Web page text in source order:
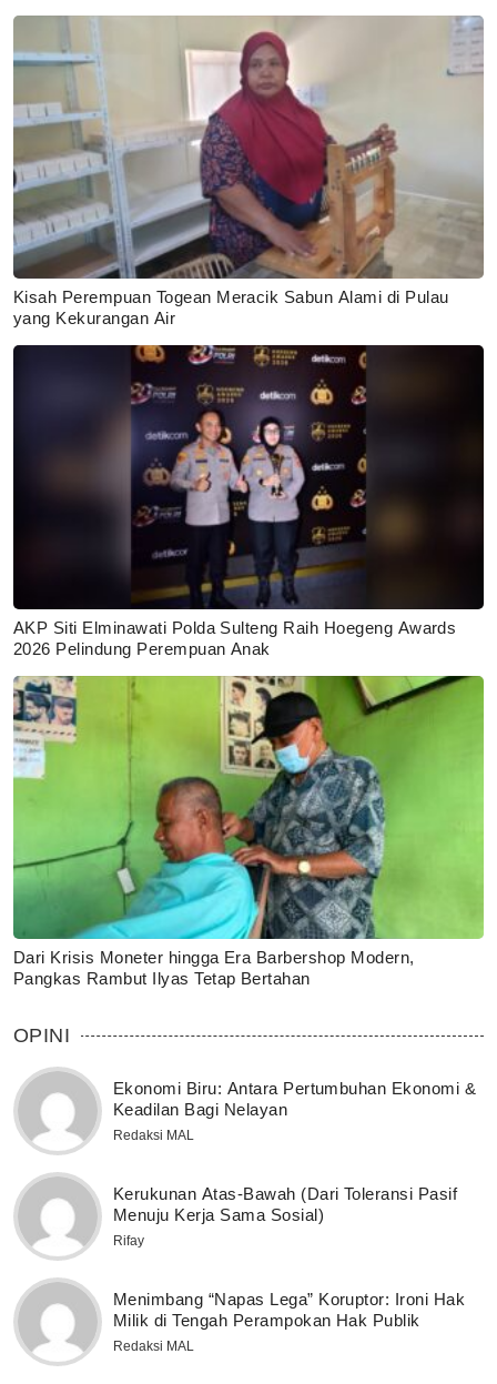
Kisah Perempuan Togean Meracik Sabun Alami di Pulau
yang Kekurangan Air
AKP Siti Elminawati Polda Sulteng Raih Hoegeng Awards
2026 Pelindung Perempuan Anak
Dari Krisis Moneter hingga Era Barbershop Modern,
Pangkas Rambut Ilyas Tetap Bertahan
OPINI
Ekonomi Biru: Antara Pertumbuhan Ekonomi &
Keadilan Bagi Nelayan
Redaksi MAL
Kerukunan Atas-Bawah (Dari Toleransi Pasif
Menuju Kerja Sama Sosial)
Rifay
Menimbang “Napas Lega” Koruptor: Ironi Hak
Milik di Tengah Perampokan Hak Publik
Redaksi MAL